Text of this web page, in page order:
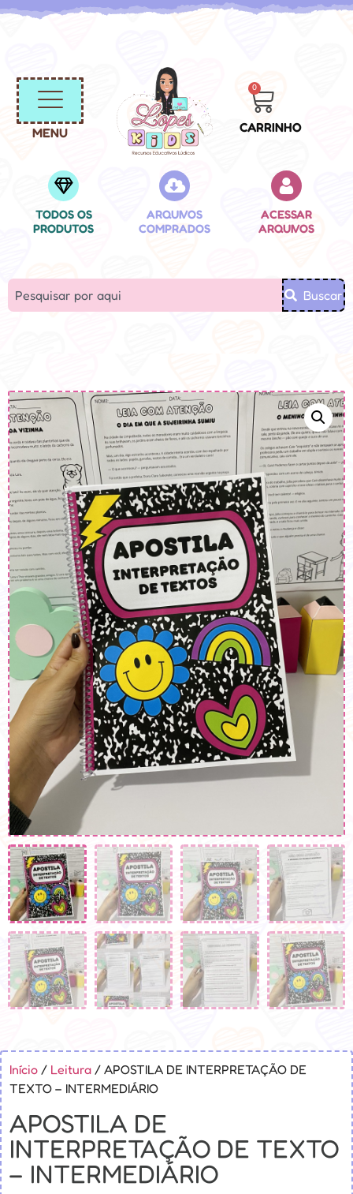
MENU
0
CARRINHO
TODOS OS
PRODUTOS
ARQUIVOS
COMPRADOS
ACESSAR
ARQUIVOS
Buscar
Início / Leitura / APOSTILA DE INTERPRETAÇÃO DE
TEXTO – INTERMEDIÁRIO
APOSTILA DE
INTERPRETAÇÃO DE TEXTO
– INTERMEDIÁRIO